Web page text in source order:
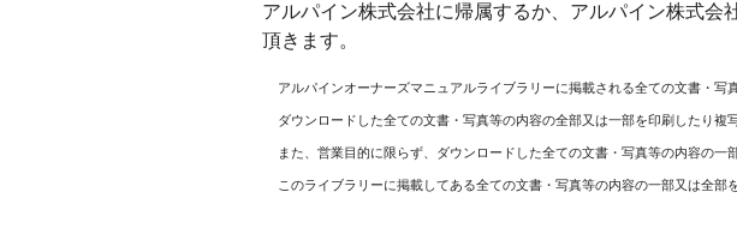
アルパイン株式会社に帰属するか、アルパイン株式
頂きます。
アルパインオーナーズマニュアルライブラリーに掲載される全ての文書・写
ダウンロードした全ての文書・写真等の内容の全部又は一部を印刷したり複
また、営業目的に限らず、ダウンロードした全ての文書・写真等の内容の
このライブラリーに掲載してある全ての文書・写真等の内容の一部又は全部